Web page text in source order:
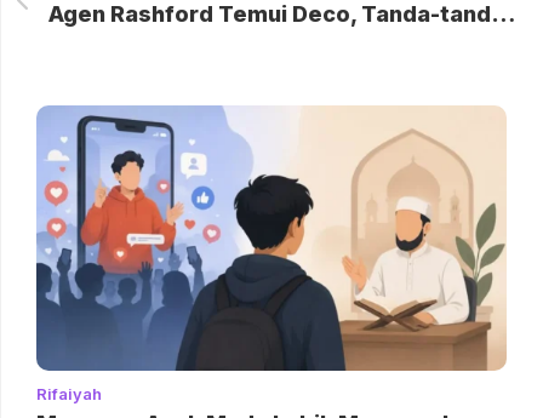
Agen Rashford Temui Deco, Tanda-tanda Lanjut di Barca?
Rifaiyah